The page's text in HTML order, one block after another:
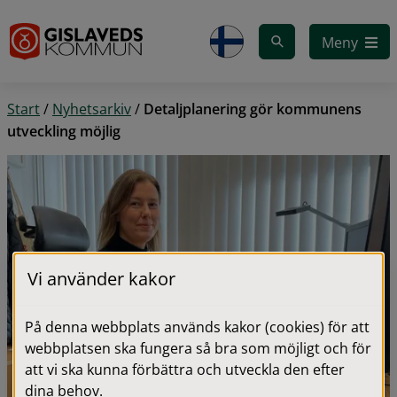
Meny
Start/ Nyhetsarkiv/ Detaljplanering gör kommunens
utveckling möjlig
Vi använder kakor
På denna webbplats används kakor (cookies) för att
webbplatsen ska fungera så bra som möjligt och för
att vi ska kunna förbättra och utveckla den efter
dina behov.